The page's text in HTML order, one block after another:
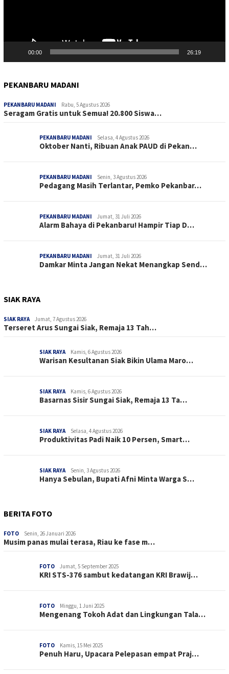
00:00 26:19
PEKANBARU MADANI
PEKANBARU MADANI Rabu, 5 Agustus 2026
Seragam Gratis untuk Semua! 20.800 Siswa…
PEKANBARU MADANI Selasa, 4 Agustus 2026
Oktober Nanti, Ribuan Anak PAUD di Pekan…
PEKANBARU MADANI Senin, 3 Agustus 2026
Pedagang Masih Terlantar, Pemko Pekanbar…
PEKANBARU MADANI Jumat, 31 Juli 2026
Alarm Bahaya di Pekanbaru! Hampir Tiap D…
PEKANBARU MADANI Jumat, 31 Juli 2026
Damkar Minta Jangan Nekat Menangkap Send…
SIAK RAYA
SIAK RAYA Jumat, 7 Agustus 2026
Terseret Arus Sungai Siak, Remaja 13 Tah…
SIAK RAYA Kamis, 6 Agustus 2026
Warisan Kesultanan Siak Bikin Ulama Maro…
SIAK RAYA Kamis, 6 Agustus 2026
Basarnas Sisir Sungai Siak, Remaja 13 Ta…
SIAK RAYA Selasa, 4 Agustus 2026
Produktivitas Padi Naik 10 Persen, Smart…
SIAK RAYA Senin, 3 Agustus 2026
Hanya Sebulan, Bupati Afni Minta Warga S…
BERITA FOTO
FOTO Senin, 26 Januari 2026
Musim panas mulai terasa, Riau ke fase m…
FOTO Jumat, 5 September 2025
KRI STS-376 sambut kedatangan KRI Brawij…
FOTO Minggu, 1 Juni 2025
Mengenang Tokoh Adat dan Lingkungan Tala…
FOTO Kamis, 15 Mei 2025
Penuh Haru, Upacara Pelepasan empat Praj…